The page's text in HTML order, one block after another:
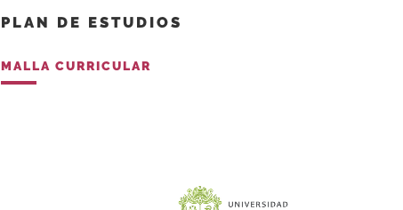
PLAN DE ESTUDIOS
MALLA CURRICULAR